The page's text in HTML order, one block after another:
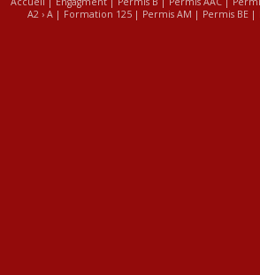
A2 › A| Formation 125| Permis AM | Permis BE|